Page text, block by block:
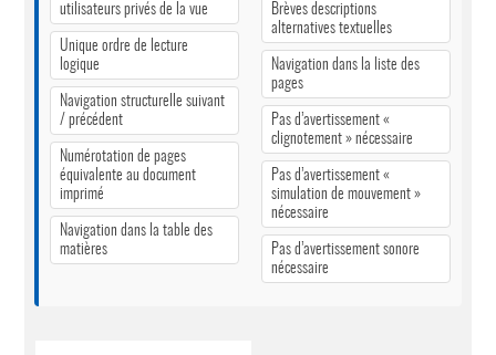
utilisateurs privés de la vue
Unique ordre de lecture
logique
Navigation structurelle suivant
/ précédent
Numérotation de pages
équivalente au document
imprimé
Navigation dans la table des
matières
Brèves descriptions
alternatives textuelles
Navigation dans la liste des
pages
Pas d’avertissement «
clignotement » nécessaire
Pas d’avertissement «
simulation de mouvement »
nécessaire
Pas d’avertissement sonore
nécessaire